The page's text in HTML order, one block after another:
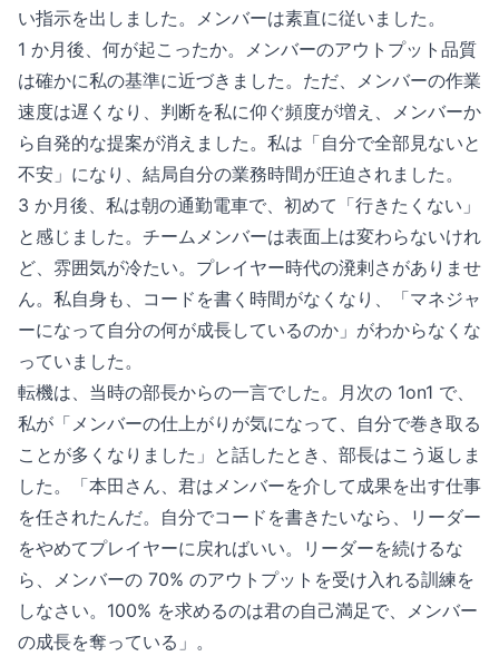
い指示を出しました。メンバーは素直に従いました。
1 か月後、何が起こったか。メンバーのアウトプット品質
は確かに私の基準に近づきました。ただ、メンバーの作業
速度は遅くなり、判断を私に仰ぐ頻度が増え、メンバーか
ら自発的な提案が消えました。私は「自分で全部見ないと
不安」になり、結局自分の業務時間が圧迫されました。
3 か月後、私は朝の通勤電車で、初めて「行きたくない」
と感じました。チームメンバーは表面上は変わらないけれ
ど、雰囲気が冷たい。プレイヤー時代の溌剌さがありませ
ん。私自身も、コードを書く時間がなくなり、「マネジャ
ーになって自分の何が成長しているのか」がわからなくな
っていました。
転機は、当時の部長からの一言でした。月次の 1on1 で、
私が「メンバーの仕上がりが気になって、自分で巻き取る
ことが多くなりました」と話したとき、部長はこう返しま
した。「本田さん、君はメンバーを介して成果を出す仕事
を任されたんだ。自分でコードを書きたいなら、リーダー
をやめてプレイヤーに戻ればいい。リーダーを続けるな
ら、メンバーの 70% のアウトプットを受け入れる訓練を
しなさい。100% を求めるのは君の自己満足で、メンバー
の成長を奪っている」。